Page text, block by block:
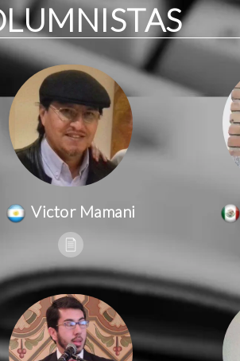
Victor Mamani